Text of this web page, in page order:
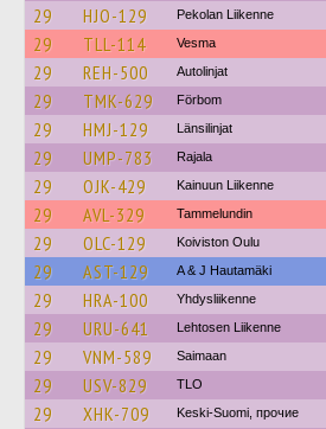
29 HJO-129 Pekolan Liikenne
29 TLL-114 Vesma
29 REH-500 Autolinjat
29 TMK-629 Förbom
29 HMJ-129 Länsilinjat
29 UMP-783 Rajala
29 OJK-429 Kainuun Liikenne
29 AVL-329 Tammelundin
29 OLC-129 Koiviston Oulu
29 AST-129 A & J Hautamäki
29 HRA-100 Yhdysliikenne
29 URU-641 Lehtosen Liikenne
29 VNM-589 Saimaan
29 USV-829 TLO
29 XHK-709 Keski-Suomi, прочие